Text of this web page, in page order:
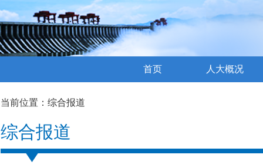
首页 人大概况
当前位置： 综合报道
综合报道